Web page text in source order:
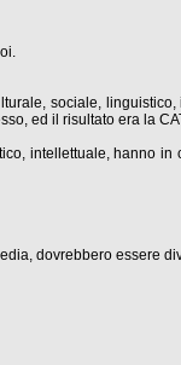
sociale,
ed il risultato era la
intellettuale, hanno in
dovrebbero essere